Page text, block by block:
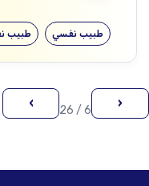
طبيب طبيب نفسي
‹
6 / 26
›